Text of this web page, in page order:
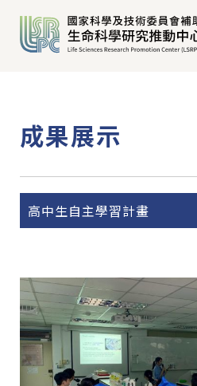
成果展示
高中生自主學習計畫